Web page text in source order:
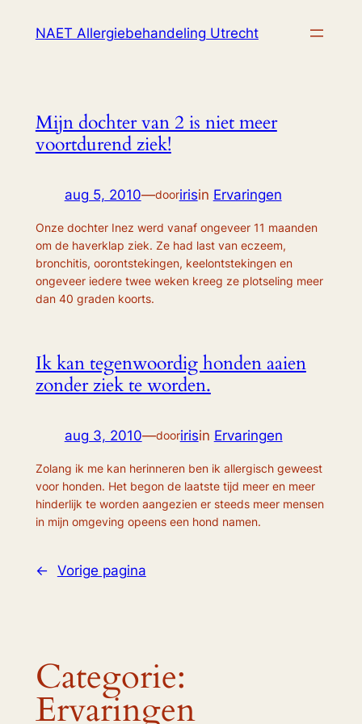
NAET Allergiebehandeling Utrecht
Mijn dochter van 2 is niet meer
voortdurend ziek!
aug 5, 2010—dooririsin Ervaringen
Onze dochter Inez werd vanaf ongeveer 11 maanden
om de haverklap ziek. Ze had last van eczeem,
bronchitis, oorontstekingen, keelontstekingen en
ongeveer iedere twee weken kreeg ze plotseling meer
dan 40 graden koorts.
Ik kan tegenwoordig honden aaien
zonder ziek te worden.
aug 3, 2010—dooririsin Ervaringen
Zolang ik me kan herinneren ben ik allergisch geweest
voor honden. Het begon de laatste tijd meer en meer
hinderlijk te worden aangezien er steeds meer mensen
in mijn omgeving opeens een hond namen.
← Vorige pagina
Categorie:
Ervaringen